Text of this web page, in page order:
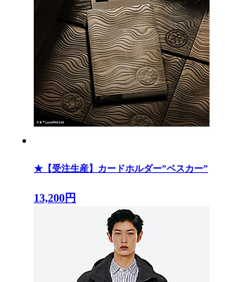
★【受注生産】カードホルダー”ベスカー”
13,200円